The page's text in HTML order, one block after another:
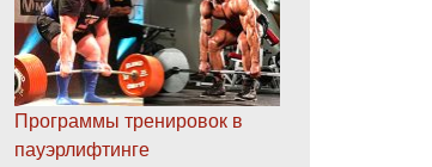
Программы тренировок в
пауэрлифтинге